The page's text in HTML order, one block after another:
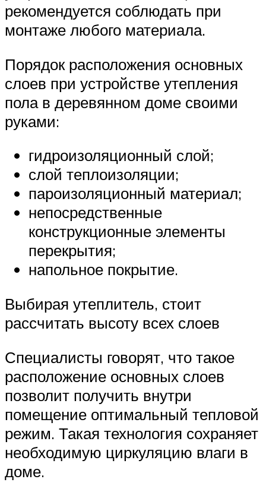
рекомендуется соблюдать при
монтаже любого материала.
Порядок расположения основных
слоев при устройстве утепления
пола в деревянном доме своими
руками:
гидроизоляционный слой;
слой теплоизоляции;
пароизоляционный материал;
непосредственные
конструкционные элементы
перекрытия;
напольное покрытие.
Выбирая утеплитель, стоит
рассчитать высоту всех слоев
Специалисты говорят, что такое
расположение основных слоев
позволит получить внутри
помещение оптимальный тепловой
режим. Такая технология сохраняет
необходимую циркуляцию влаги в
доме.